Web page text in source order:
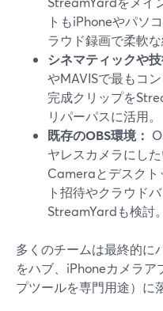
トもiPhoneやパソ
ラウド録画で柔軟な
シネマティックや
やMAVISで最もコ
完成クリップを
リパーパスに活用。
既存のOBS環境：
ヤレスカメラにし
Cameraとデスクト
ト招待やクラウド
StreamYardも検討。
多くのチームは最終的に
をハブ、iPhoneカメラア
プツールを専門用途）に